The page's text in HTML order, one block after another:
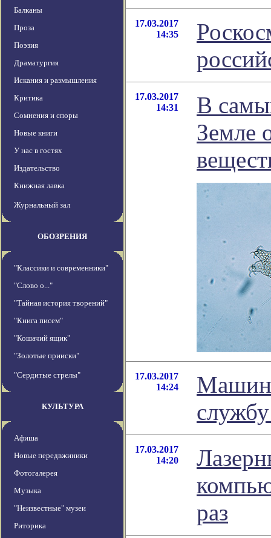
Балканы
Проза
Поэзия
Драматургия
Искания и размышления
Критика
Сомнения и споры
Новые книги
У нас в гостях
Издательство
Книжная лавка
Журнальный зал
ОБОЗРЕНИЯ
"Классики и современники"
"Слово о..."
"Тайная история творений"
"Книга писем"
"Кошачий ящик"
"Золотые прииски"
"Сердитые стрелы"
КУЛЬТУРА
Афиша
Новые передвжиники
Фотогалерея
Музыка
"Неизвестные" музеи
Риторика
17.03.2017
14:35
17.03.2017
14:31
В
Земле
17.03.2017
14:24
17.03.2017
14:20
раз